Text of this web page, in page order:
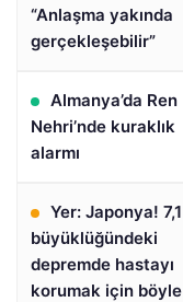
“Anlaşma yakında
gerçekleşebilir”
Almanya’da Ren
Nehri’nde kuraklık
alarmı
Yer: Japonya! 7,1
büyüklüğündeki
depremde hastayı
korumak için böyle